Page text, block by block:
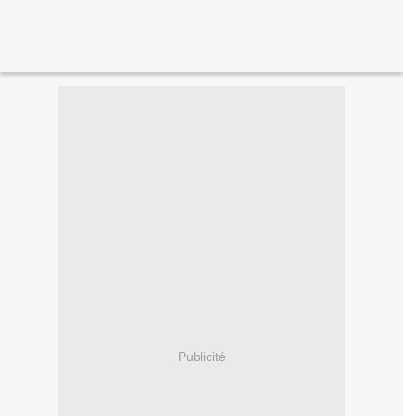
Publicité